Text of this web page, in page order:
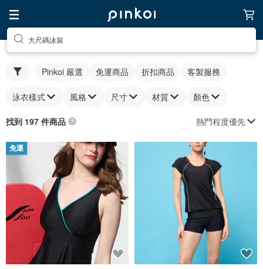
大尺碼泳裝
Pinkoi 嚴選 免運商品 折扣商品 客製服務
泳衣樣式 風格 尺寸 材質 顏色
找到 197 件商品 熱門程度優先
免運